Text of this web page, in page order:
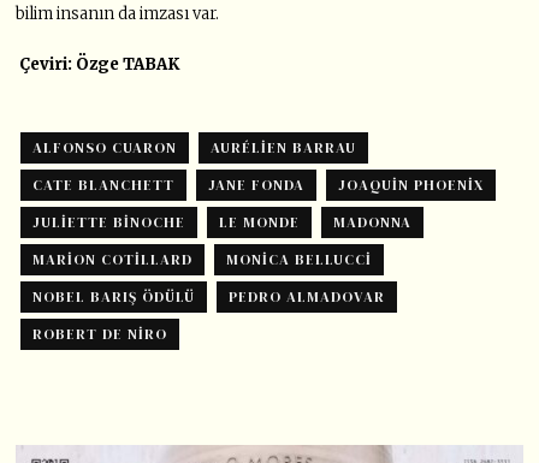
bilim insanın da imzası var.
Çeviri: Özge TABAK
ALFONSO CUARON
AURÉLIEN BARRAU
CATE BLANCHETT
JANE FONDA
JOAQUIN PHOENIX
JULIETTE BINOCHE
LE MONDE
MADONNA
MARION COTILLARD
MONICA BELLUCCI
NOBEL BARIŞ ÖDÜLÜ
PEDRO ALMADOVAR
ROBERT DE NIRO